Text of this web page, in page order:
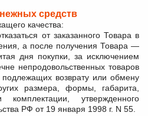
средств
качества:
от заказанного Товара в
а после получения Товара —
дня покупки, за исключением
непродовольственных товаров
возврату или обмену
размера, формы, габарита,
утвержденного
РФ от 19 января 1998 г. N 55.